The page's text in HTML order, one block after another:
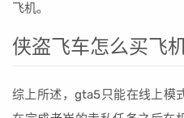
飞机。
侠盗飞车怎么买飞
综上所述，gta5只能在线上模